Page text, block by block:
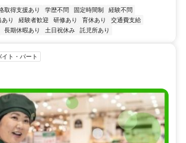
取得支援あり 学歴不問 固定時間制
経験不問
り 経験者歓迎 研修あり 育休あり
交通費支給
長期休暇あり 土日祝休み 託児所あり
イト・パート